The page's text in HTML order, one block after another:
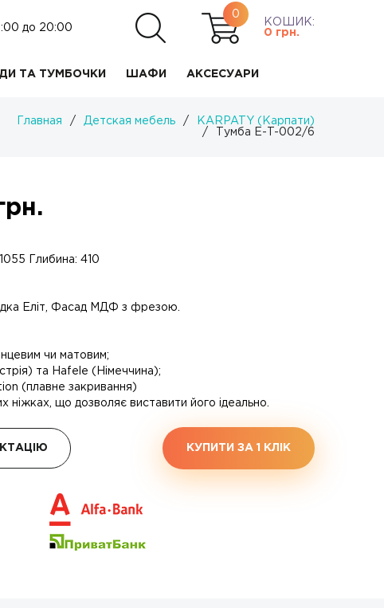
до 20:00
0
КОШИК:
0 грн.
ТА ТУМБОЧКИ ШАФИ АКСЕСУАРИ
Главная / Детская мебель /
KARPATY (Карпати)
/
Тумба Е-T-002/6
Глибина: 410
Еліт, Фасад МДФ з фрезою.
чи матовим;
та Hafele (Німеччина);
(плавне закривання)
ніжках, що дозволяє виставити його ідеально.
КУПИТИ ЗА 1 КЛIК